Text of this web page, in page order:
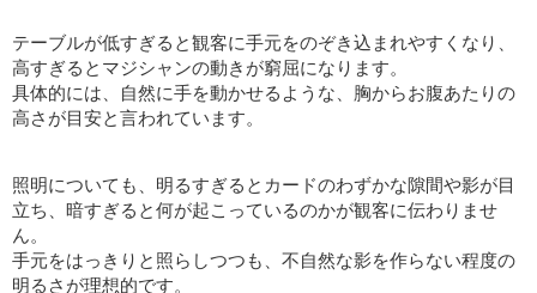
テーブルが低すぎると観客に手元をのぞき込まれやすくなり、
高すぎるとマジシャンの動きが窮屈になります。
具体的には、自然に手を動かせるような、胸からお腹あたりの
高さが目安と言われています。
照明についても、明るすぎるとカードのわずかな隙間や影が目
立ち、暗すぎると何が起こっているのかが観客に伝わりませ
ん。
手元をはっきりと照らしつつも、不自然な影を作らない程度の
明るさが理想的です。